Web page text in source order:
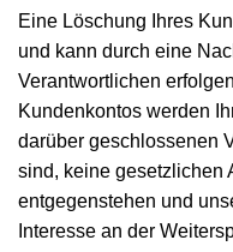
Eine Löschung Ihres
und kann durch eine
Verantwortlichen
Kundenkontos werden
darüber geschlossenen
sind, keine gesetzlichen
entgegenstehen und
Interesse an der